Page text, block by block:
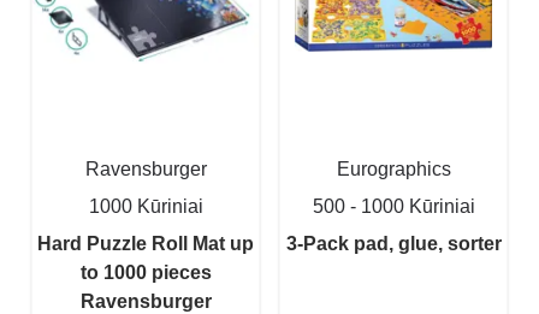
Ravensburger
1000 Kūriniai
Hard Puzzle Roll Mat up
to 1000 pieces
Ravensburger
Eurographics
500 - 1000 Kūriniai
3-Pack pad, glue, sorter